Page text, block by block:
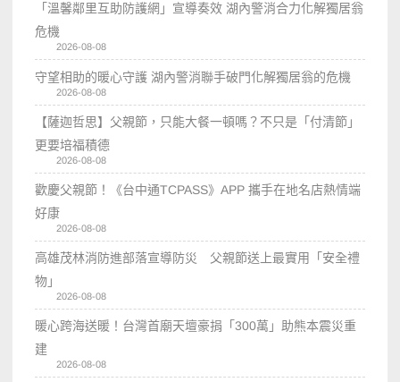
「溫馨鄰里互助防護網」宣導奏效 湖內警消合力化解獨居翁
危機
2026-08-08
守望相助的暖心守護 湖內警消聯手破門化解獨居翁的危機
2026-08-08
【薩迦哲思】父親節，只能大餐一頓嗎？不只是「付清節」
更要培福積德
2026-08-08
歡慶父親節！《台中通TCPASS》APP 攜手在地名店熱情端
好康
2026-08-08
高雄茂林消防進部落宣導防災 父親節送上最實用「安全禮
物」
2026-08-08
暖心跨海送暖！台灣首廟天壇豪捐「300萬」助熊本震災重
建
2026-08-08